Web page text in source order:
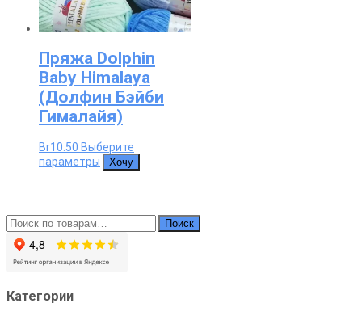
Пряжа Dolphin
Baby Himalaya
(Долфин Бэйби
Гималайя)
Br10.50 Выберите
параметры Этот
товар
Опции
можно
выбрать
на
Хочу
Искать: Поиск
Категории